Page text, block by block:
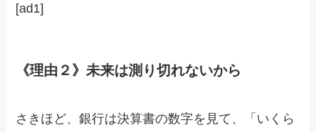
[ad1]
《理由２》未来は測り切れないから
さきほど、銀行は決算書の数字を見て、「いくら